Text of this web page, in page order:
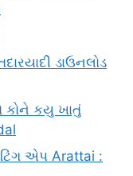
ડાઉનલોડ
કોને કયુ ખાતું
એપ Arattai :